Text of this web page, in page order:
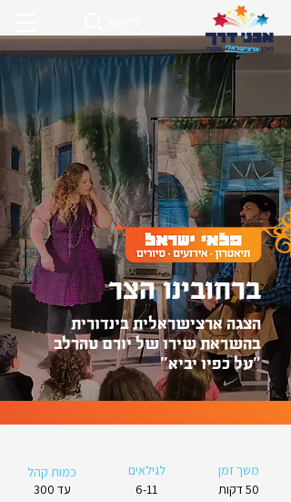
ברחובינו הצר
הצגה ארצישראלית בינדורית
בהשראת שירו של יורם טהרלב
"על כפיו יביא"
משך זמן
50 דקות
לגילאים
6-11
כמות קהל
עד 300